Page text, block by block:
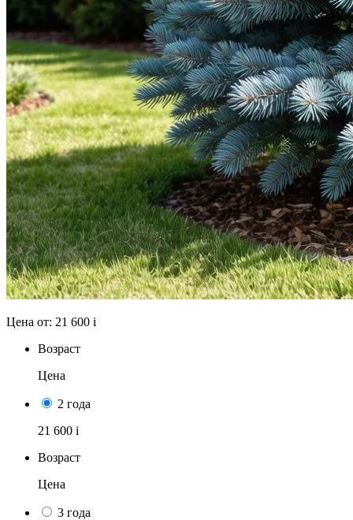
Цена от: 21 600 i
Возраст
Цена
2 года
21 600 i
Возраст
Цена
3 года